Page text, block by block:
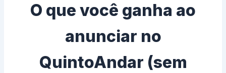
O que você ganha ao
anunciar no
QuintoAndar (sem